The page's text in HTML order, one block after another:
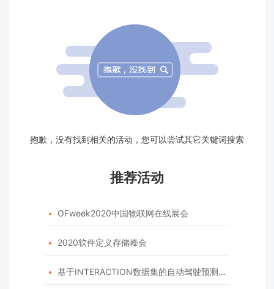
抱歉，没有找到相关的活动，您可以尝试其它关键词搜索
推荐活动
 OFweek2020中国物联网在线展会
 2020软件定义存储峰会
 基于INTERACTION数据集的自动驾驶预测模型挑战赛